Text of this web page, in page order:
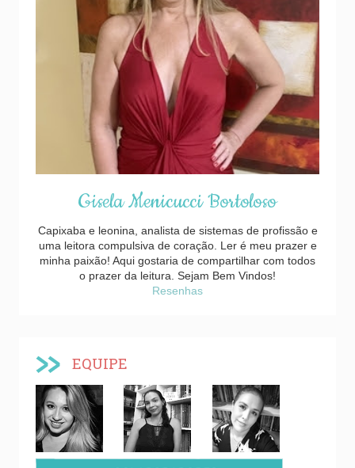
Gisela Menicucci Bortoloso
Capixaba e leonina, analista de sistemas de profissão e
uma leitora compulsiva de coração. Ler é meu prazer e
minha paixão! Aqui gostaria de compartilhar com todos
o prazer da leitura. Sejam Bem Vindos!
Resenhas
EQUIPE